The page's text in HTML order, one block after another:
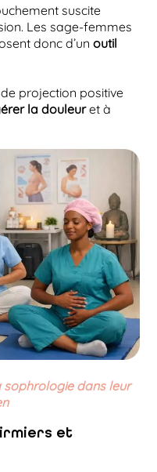
suscite
Les sage-femmes
donc d’unoutil
projection positive
la douleuret à
dans leur
et